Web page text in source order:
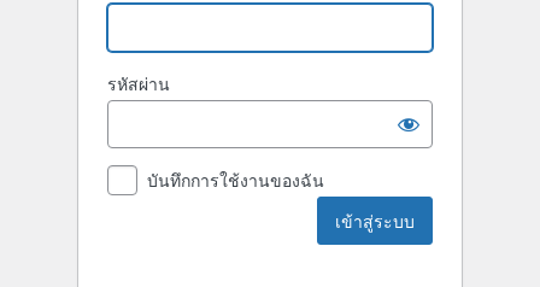
รหัสผ่าน
บันทึกการใช้งานของฉัน